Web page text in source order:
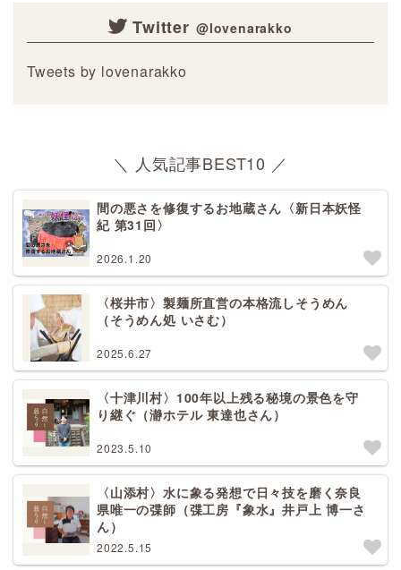
Twitter
Tweets by lovenarakko
＼ 人気記事BEST10 ／
間の悪さを修復するお地蔵さん〈新日本妖怪
紀 第31回〉
2026.1.20
〈桜井市〉製麺所直営の本格流しそうめん
（そうめん処 いさむ）
2025.6.27
〈十津川村〉100年以上残る秘境の景色を守
り継ぐ（瀞ホテル 東達也さん）
2023.5.10
〈山添村〉水に象る発想で日々技を磨く奈良
県唯一の弽師（弽工房『象水』井戸上 博一さ
ん）
2022.5.15